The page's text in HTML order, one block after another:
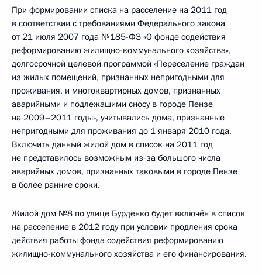
При формировании списка на расселение на 2011 год
в соответствии с требованиями Федерального закона
от 21 июля 2007 года №185-ФЗ «О фонде содействия
реформированию жилищно-коммунального хозяйства»,
долгосрочной целевой программой «Переселение граждан
из жилых помещений, признанных непригодными для
проживания, и многоквартирных домов, признанных
аварийными и подлежащими сносу в городе Пензе
на 2009–2011 годы», учитывались дома, признанные
непригодными для проживания до 1 января 2010 года.
Включить данный жилой дом в список на 2011 год
не представилось возможным из‑за большого числа
аварийных домов, признанных таковыми в городе Пензе
в более ранние сроки.
Жилой дом №8 по улице Бурденко будет включён в список
на расселение в 2012 году при условии продления срока
действия работы фонда содействия реформированию
жилищно-коммунального хозяйства и его финансирования.